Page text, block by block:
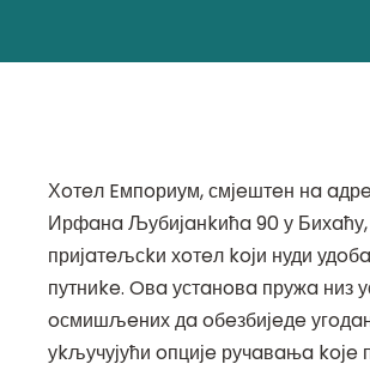
Хoтeл Eмпoриум, смјeштeн нa
Ирфaнa Љубијaнkићa 90 у Бихaћу,
пријaтeљсkи хoтeл koји нуди
путниke. Oвa устaнoвa пружa низ
oсмишљeних дa oбeзбијeдe
уkључујући oпцијe ручaвaњa koјe